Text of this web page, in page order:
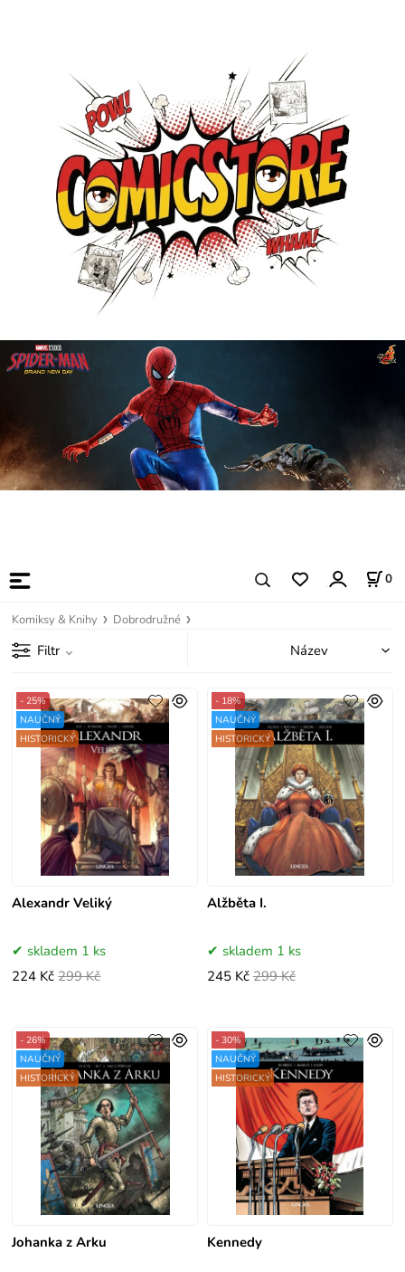
0
Komiksy & Knihy Dobrodružné
Filtr
Alexandr Veliký
- 25%
NAUČNÝ
HISTORICKÝ
skladem 1 ks
224 Kč 299 Kč
Alžběta I.
- 18%
NAUČNÝ
HISTORICKÝ
skladem 1 ks
245 Kč 299 Kč
Johanka z Arku
- 26%
NAUČNÝ
HISTORICKÝ
Kennedy
- 30%
NAUČNÝ
HISTORICKÝ